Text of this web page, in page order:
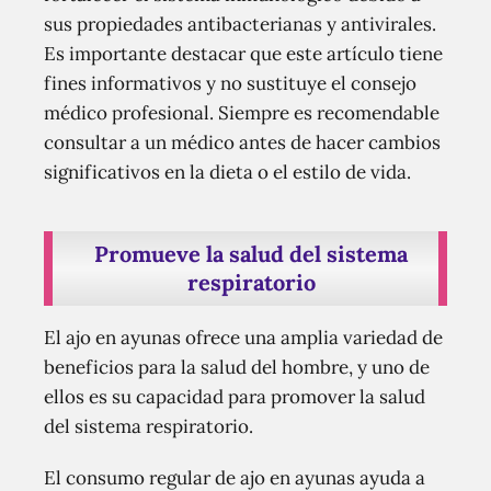
sus propiedades antibacterianas y antivirales.
Es importante destacar que este artículo tiene
fines informativos y no sustituye el consejo
médico profesional. Siempre es recomendable
consultar a un médico antes de hacer cambios
significativos en la dieta o el estilo de vida.
Promueve la salud del sistema
respiratorio
El ajo en ayunas ofrece una amplia variedad de
beneficios para la salud del hombre, y uno de
ellos es su capacidad para promover la salud
del sistema respiratorio.
El consumo regular de ajo en ayunas ayuda a